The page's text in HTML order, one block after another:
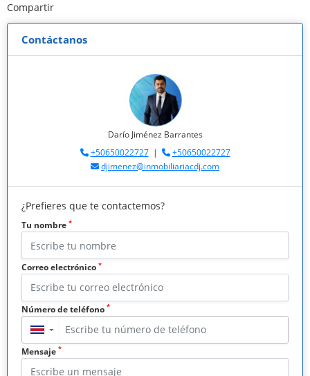
Compartir
Contáctanos
Darío Jiménez Barrantes
+50650022727|
+50650022727
djimenez@inmobiliariacdj.com
¿Prefieres que te contactemos?
Tu nombre *
Correo electrónico *
Número de teléfono *
▼
Mensaje *